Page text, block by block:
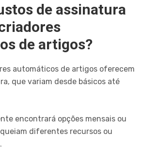
de assinatura
de artigos?
automáticos de artigos oferecem
que variam desde básicos até
encontrará opções mensais ou
diferentes recursos ou